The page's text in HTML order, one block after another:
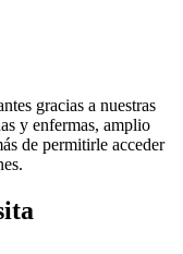
gracias a nuestras
y enfermas, amplio
de permitirle acceder